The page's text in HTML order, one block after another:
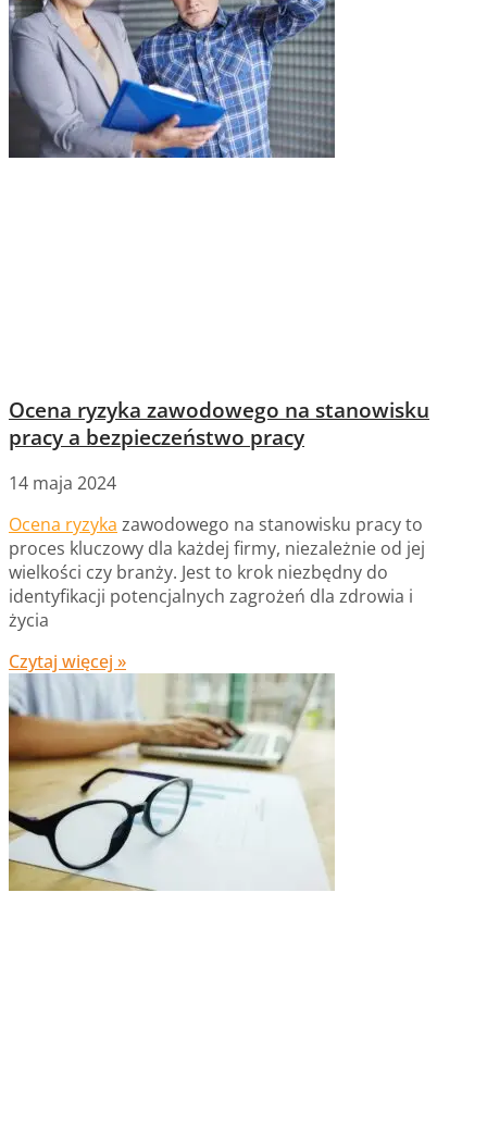
Ocena ryzyka zawodowego na stanowisku
pracy a bezpieczeństwo pracy
14 maja 2024
Ocena ryzyka zawodowego na stanowisku pracy to
proces kluczowy dla każdej firmy, niezależnie od jej
wielkości czy branży. Jest to krok niezbędny do
identyfikacji potencjalnych zagrożeń dla zdrowia i
życia
Czytaj więcej »